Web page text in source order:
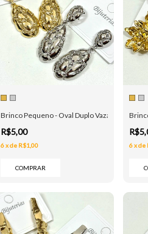
Brinco Pequeno - Oval Duplo Vazado -
R$5,00
6xde R$1,00
COMPRAR
6xde